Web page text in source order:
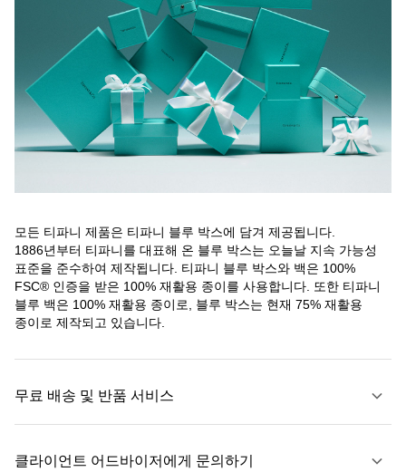
모든 티파니 제품은 티파니 블루 박스에 담겨 제공됩니다.
1886년부터 티파니를 대표해 온 블루 박스는 오늘날 지속 가능성
표준을 준수하여 제작됩니다. 티파니 블루 박스와 백은 100%
FSC® 인증을 받은 100% 재활용 종이를 사용합니다. 또한 티파니
블루 백은 100% 재활용 종이로, 블루 박스는 현재 75% 재활용
종이로 제작되고 있습니다.
무료 배송 및 반품 서비스
클라이언트 어드바이저에게 문의하기